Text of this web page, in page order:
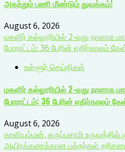
அகற்றும் பணி மீண்டும் துவக்கம்!
August 6, 2026
மகளிர் கல்லூரியில் 2-வது நாளாக
போராட்டம்: 36 பேரின் எதிர்காலம்
உள்ளூர் செய்திகள்
மகளிர் கல்லூரியில் 2-வது நாளாக
போராட்டம்: 36 பேரின் எதிர்காலம்
August 6, 2026
காளியம்மன், கருப்பசாமி
ஆயிரக்கணக்கான பக்தர்கள்